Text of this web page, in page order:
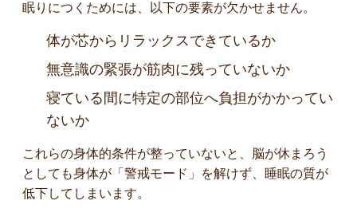
眠りにつくためには、以下の要素が欠かせません。
体が芯からリラックスできているか
無意識の緊張が筋肉に残っていないか
寝ている間に特定の部位へ負担がかかってい
ないか
これらの身体的条件が整っていないと、脳が休まろう
としても身体が「警戒モード」を解けず、睡眠の質が
低下してしまいます。